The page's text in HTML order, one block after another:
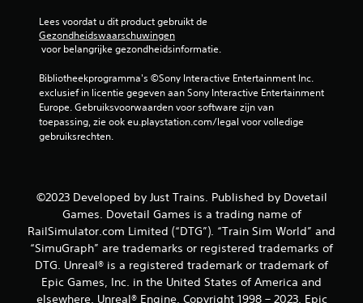
Lees voordat u dit product gebruikt de
Gezondheidswaarschuwingen
voor belangrijke gezondheidsinformatie.
Bibliotheekprogramma's ©Sony Interactive Entertainment Inc.
exclusief in licentie gegeven aan Sony Interactive Entertainment
Europe. Gebruiksvoorwaarden voor software zijn van
toepassing, zie ook eu.playstation.com/legal voor volledige
gebruiksrechten.
©2023 Developed by Just Trains. Published by Dovetail
Games. Dovetail Games is a trading name of
RailSimulator.com Limited (“DTG”). “Train Sim World” and
“SimuGraph” are trademarks or registered trademarks of
DTG. Unreal® is a registered trademark or trademark of
Epic Games, Inc. in the United States of America and
elsewhere. Unreal® Engine, Copyright 1998 – 2023, Epic